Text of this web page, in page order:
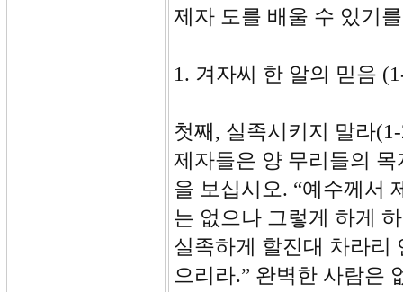
제자 도를 배울 수 있기
1. 겨자씨 한 알의 믿음
첫째, 실족시키지 말라
제자들은 양 무리들의
을 보십시오. “예수께서
는 없으나 그렇게 하게
실족하게 할진대 차라리
으리라.” 완벽한 사람은